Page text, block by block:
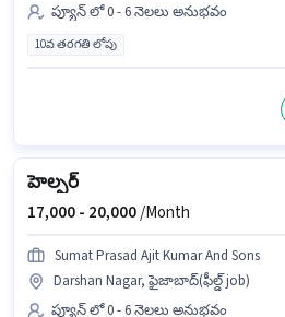
ప్యూన్ లో 0 - 6 నెలలు అనుభవం
10వ తరగతి లోపు
హెల్పర్
17,000 - 20,000/Month
Sumat Prasad Ajit Kumar And Sons
Darshan Nagar, ఫైజాబాద్(ఫీల్డ్ job)
ప్యూన్ లో 0 - 6 నెలలు అనుభవం